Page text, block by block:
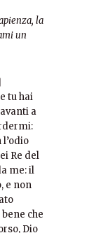
la
un
tu hai
a
Re del
me: il
e non
che
Dio